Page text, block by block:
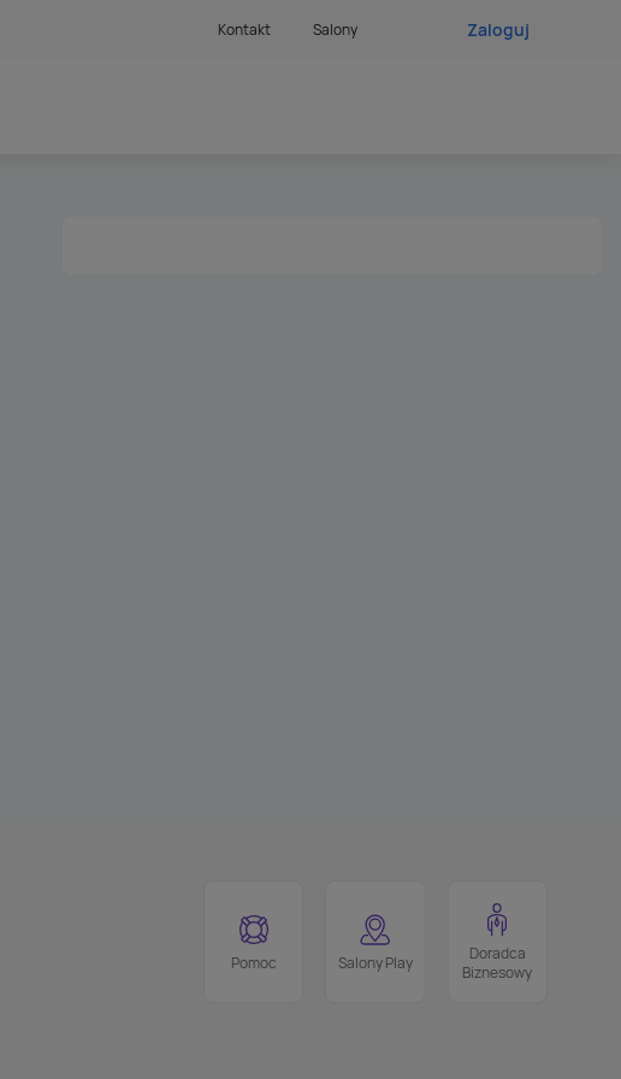
Kontakt Salony Zaloguj
Pomoc Salony Play
Doradca
Biznesowy